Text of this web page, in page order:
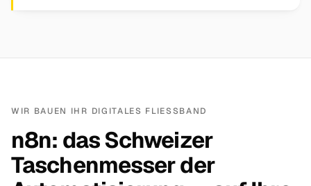
WIR BAUEN IHR DIGITALES FLIESSBAND
n8n: das Schweizer
Taschenmesser der